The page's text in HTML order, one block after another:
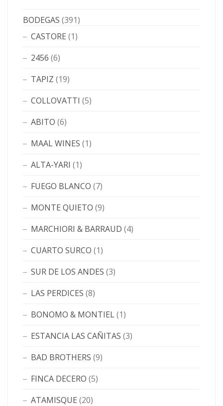
BODEGAS (391)
CASTORE (1)
2456 (6)
TAPIZ (19)
COLLOVATTI (5)
ABITO (6)
MAAL WINES (1)
ALTA-YARI (1)
FUEGO BLANCO (7)
MONTE QUIETO (9)
MARCHIORI & BARRAUD (4)
CUARTO SURCO (1)
SUR DE LOS ANDES (3)
LAS PERDICES (8)
BONOMO & MONTIEL(1)
ESTANCIA LAS CAÑITAS (3)
BAD BROTHERS (9)
FINCA DECERO (5)
ATAMISQUE (20)